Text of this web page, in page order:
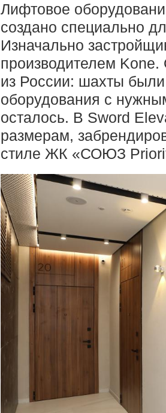
Лифтовое
создано специально
Изначально
производителем
из России: шахты
оборудования с
осталось. В Sword
размерам,
стиле ЖК «СОЮЗ